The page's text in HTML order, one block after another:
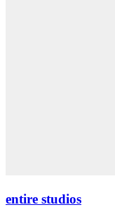
entire studios